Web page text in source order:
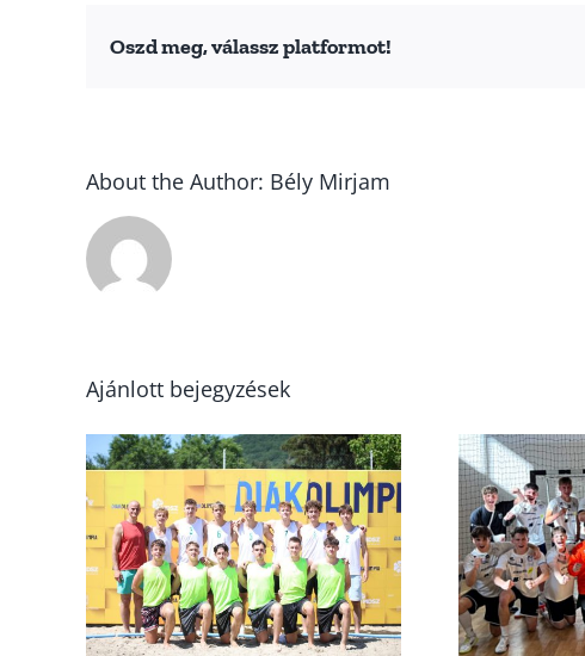
Oszd meg, válassz platformot!
About the Author: Bély Mirjam
Ajánlott bejegyzések
U16